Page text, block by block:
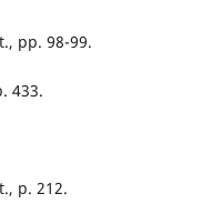
pp. 98-99.
433.
p. 212.